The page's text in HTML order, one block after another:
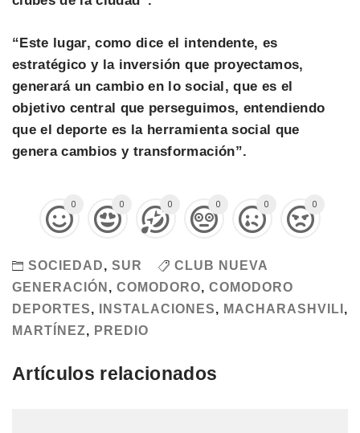
“Este lugar, como dice el intendente, es
estratégico y la inversión que proyectamos,
generará un cambio en lo social, que es el
objetivo central que perseguimos, entendiendo
que el deporte es la herramienta social que
genera cambios y transformación”.
0 0 0 0 0 0
SOCIEDAD, SUR
CLUB NUEVA
GENERACIÓN , COMODORO, COMODORO
DEPORTES, INSTALACIONES, MACHARASHVILI ,
MARTÍNEZ, PREDIO
Artículos relacionados